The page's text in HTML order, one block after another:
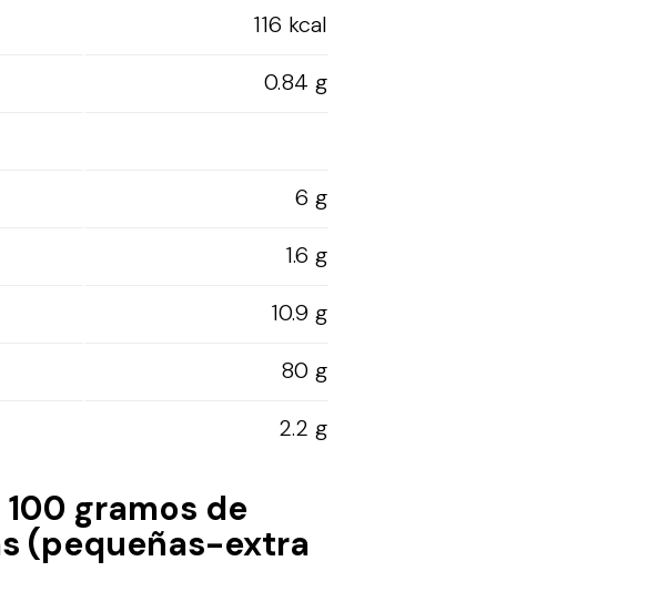
116 kcal
0.84 g
6 g
1.6 g
10.9 g
80 g
2.2 g
gramos de
(pequeñas-extra